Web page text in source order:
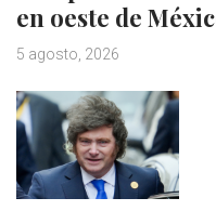
en oeste de
5 agosto, 2026